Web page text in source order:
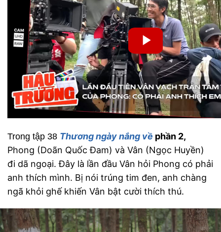
Trong tập 38 Thương ngày nắng về phần 2,
Phong (Doãn Quốc Đam) và Vân (Ngọc Huyền)
đi dã ngoại. Đây là lần đầu Vân hỏi Phong có phải
anh thích mình. Bị nói trúng tim đen, anh chàng
ngã khỏi ghế khiến Vân bật cười thích thú.